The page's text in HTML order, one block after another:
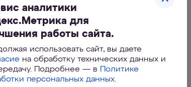
аналитики
для
работы сайта.
использовать сайт, вы даете
на обработку технических данных и
Подробнее — в Политике
персональных данных